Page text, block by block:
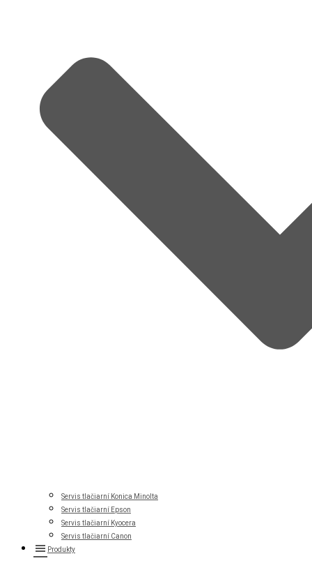
Servis tlačiarní Konica Minolta
Servis tlačiarní Epson
Servis tlačiarní Kyocera
Servis tlačiarní Canon
Produkty